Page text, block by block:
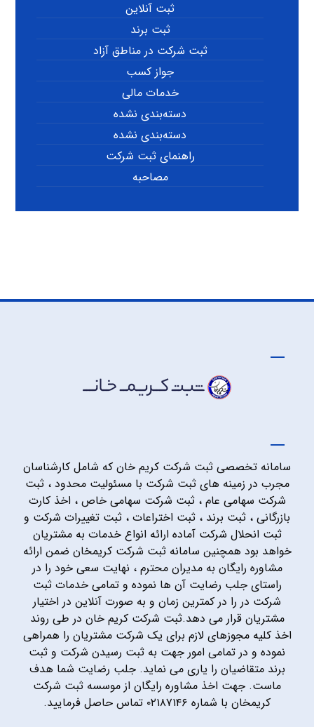
ثبت آنلاین
ثبت برند
ثبت شرکت در مناطق آزاد
جواز کسب
خدمات مالی
دسته‌بندی نشده
دسته‌بندی نشده
راهنمای ثبت شرکت
مصاحبه
سامانه تخصصی ثبت شرکت کریم خان که شامل کارشناسان
مجرب در زمینه های ثبت شرکت با مسئولیت محدود ، ثبت
شرکت سهامی عام ، ثبت شرکت سهامی خاص ، اخذ کارت
بازرگانی ، ثبت برند ، ثبت اختراعات ، ثبت تغییرات شرکت و
ثبت انحلال شرکت آماده ارائه انواع خدمات به مشتریان
خواهد بود همچنین سامانه ثبت شرکت کریمخان ضمن ارائه
مشاوره رایگان به مدیران محترم ، نهایت سعی خود را در
راستای جلب رضایت آن ها نموده و تمامی خدمات ثبت
شرکت در را در کمترین زمان و به صورت آنلاین در اختیار
مشتریان قرار می دهد.ثبت شرکت کریم خان در طی روند
اخذ کلیه مجوزهای لازم برای یک شرکت مشتریان را همراهی
نموده و در تمامی امور جهت به ثبت رسیدن شرکت و ثبت
برند متقاضیان را یاری می نماید. جلب رضایت شما هدف
ماست. جهت اخذ مشاوره رایگان از موسسه ثبت شرکت
کریمخان با شماره ۰۲۱۸۷۱۴۶ تماس حاصل فرمایید.